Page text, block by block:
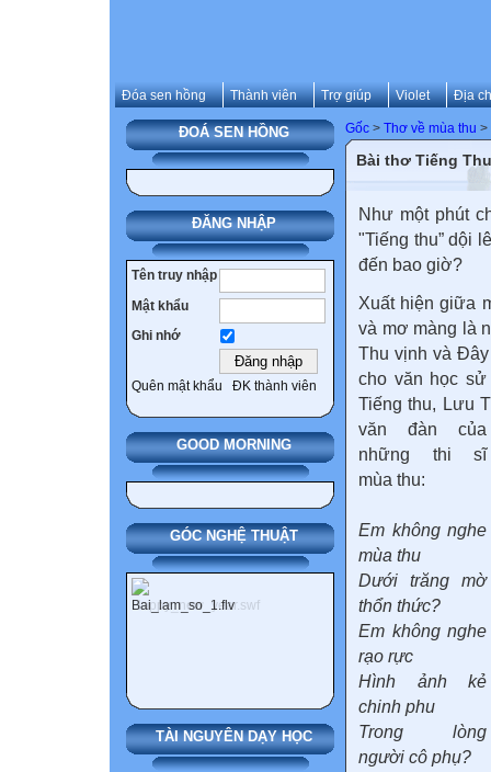
Đóa sen hồng Thành viên Trợ giúp Violet Địa
ĐOÁ SEN HỒNG
ĐĂNG NHẬP
Tên truy nhập
Mật khẩu
Ghi nhớ
Quên mật khẩu ĐK thành viên
GOOD MORNING
GÓC NGHỆ THUẬT
TÀI NGUYÊN DẠY HỌC
Gốc > Thơ về mùa thu >
Bài thơ Tiếng
Như một phút
"Tiếng thu” dội
đến bao giờ?
Xuất hiện giữa
và mơ màng là
Thu vịnh và
cho văn học
Tiếng thu, Lưu
văn đàn của
những thi sĩ
mùa thu:
Em không nghe
mùa thu
Dưới trăng mờ
thổn thức?
Em không nghe
rạo rực
Hình ảnh kẻ
chinh phu
Trong lòng
người cô phụ?